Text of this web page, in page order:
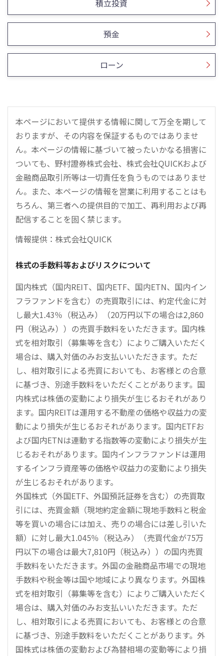
積立投資
預金
ローン
本ページにおいて提供する情報に関して万全を期して
おりますが、その内容を保証するものではありませ
ん。本ページの情報に基づいて被ったいかなる損害に
ついても、野村證券株式会社、株式会社QUICKおよび
金融商品取引所等は一切責任を負うものではありませ
ん。また、本ページの情報を営業に利用することはも
ちろん、第三者への提供目的で加工、再利用および再
配信することを固く禁じます。
情報提供：株式会社QUICK
株式の手数料等およびリスクについて
国内株式（国内REIT、国内ETF、国内ETN、国内イン
フラファンドを含む）の売買取引には、約定代金に対
し最大1.43％（税込み）（20万円以下の場合は2,860
円（税込み））の売買手数料をいただきます。国内株
式を相対取引（募集等を含む）によりご購入いただく
場合は、購入対価のみお支払いいただきます。ただ
し、相対取引による売買においても、お客様との合意
に基づき、別途手数料をいただくことがあります。国
内株式は株価の変動により損失が生じるおそれがあり
ます。国内REITは運用する不動産の価格や収益力の変
動により損失が生じるおそれがあります。国内ETFお
よび国内ETNは連動する指数等の変動により損失が生
じるおそれがあります。国内インフラファンドは運用
するインフラ資産等の価格や収益力の変動により損失
が生じるおそれがあります。
外国株式（外国ETF、外国預託証券を含む）の売買取
引には、売買金額（現地約定金額に現地手数料と税金
等を買いの場合には加え、売りの場合には差し引いた
額）に対し最大1.045％（税込み）（売買代金が75万
円以下の場合は最大7,810円（税込み））の国内売買
手数料をいただきます。外国の金融商品市場での現地
手数料や税金等は国や地域により異なります。外国株
式を相対取引（募集等を含む）によりご購入いただく
場合は、購入対価のみお支払いいただきます。ただ
し、相対取引による売買においても、お客様との合意
に基づき、別途手数料をいただくことがあります。外
国株式は株価の変動および為替相場の変動等により損